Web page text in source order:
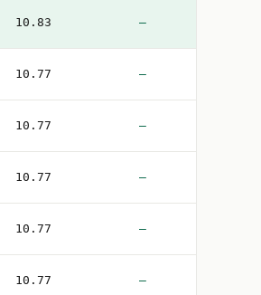
10.83 —
10.77 —
10.77 —
10.77 —
10.77 —
10.77 —